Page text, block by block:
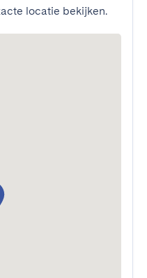
locatie bekijken.